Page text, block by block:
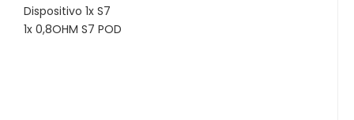
Dispositivo 1x S7
1x 0,8OHM S7 POD